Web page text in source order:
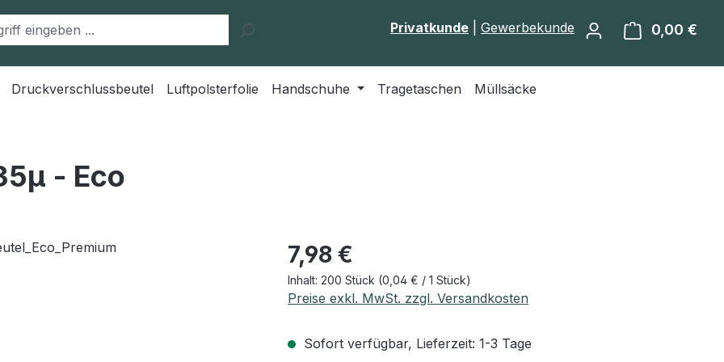
Privatkunde Gewerbekunde 0,00 €
Druckverschlussbeutel Luftpolsterfolie Handschuhe Tragetaschen Müllsäcke
- Eco
Regulärer Preis:
7,98 €
Inhalt: 200 Stück (0,04 € / 1 Stück)
Preise exkl. MwSt. zzgl. Versandkosten
Sofort verfügbar, Lieferzeit: 1-3 Tage